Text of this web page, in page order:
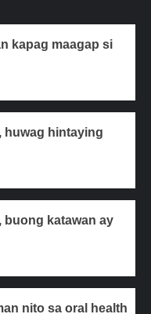
kapag maagap si
huwag hintaying
buong katawan ay
nito sa oral health